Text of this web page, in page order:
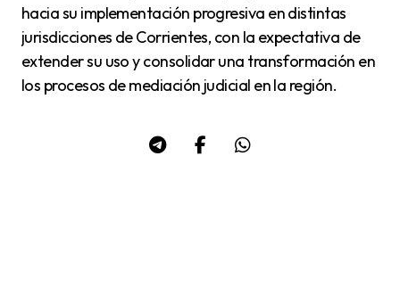
hacia su implementación progresiva en distintas
jurisdicciones de Corrientes, con la expectativa de
extender su uso y consolidar una transformación en
los procesos de mediación judicial en la región.